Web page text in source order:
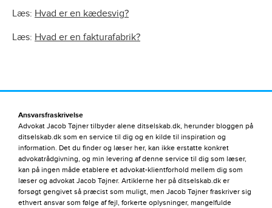
Læs: Hvad er en kædesvig?
Læs: Hvad er en fakturafabrik?
Ansvarsfraskrivelse
Advokat Jacob Tøjner tilbyder alene ditselskab.dk, herunder bloggen på
ditselskab.dk som en service til dig og en kilde til inspiration og
information. Det du finder og læser her, kan ikke erstatte konkret
advokatrådgivning, og min levering af denne service til dig som læser,
kan på ingen måde etablere et advokat-klientforhold mellem dig som
læser og advokat Jacob Tøjner. Artiklerne her på ditselskab.dk er
forsøgt gengivet så præcist som muligt, men Jacob Tøjner fraskriver sig
ethvert ansvar som følge af fejl, forkerte oplysninger, mangelfulde